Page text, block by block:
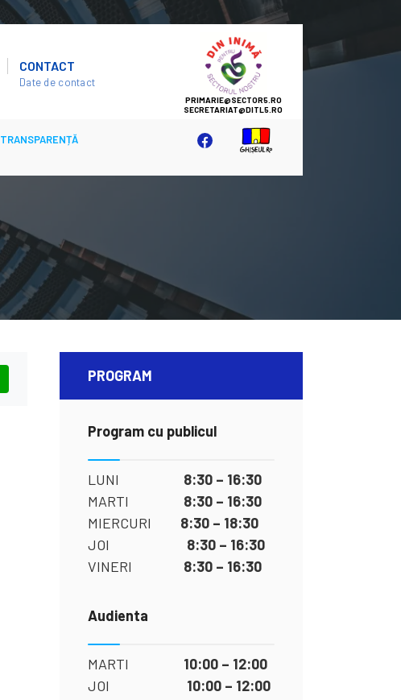
CONTACT
Date de contact
SECTOR
5
TRANSPARENȚĂ
PROGRAM
Program cu publicul
LUNI 8:30 – 16:30
MARTI 8:30 – 16:30
MIERCURI 8:30 – 18:30
JOI 8:30 – 16:30
VINERI 8:30 – 16:30
Audienta
MARTI 10:00 – 12:00
JOI 10:00 – 12:00